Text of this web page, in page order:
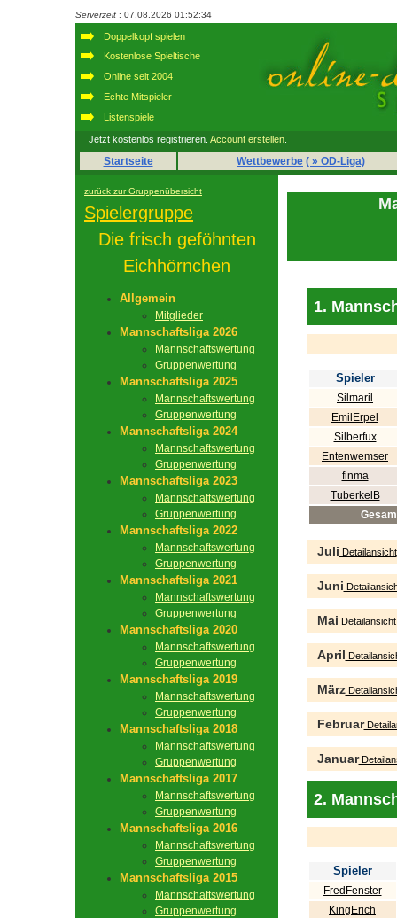
Serverzeit : 07.08.2026 01:52:34
Doppelkopf spielen
Kostenlose Spieltische
Online seit 2004
Echte Mitspieler
Listenspiele
Jetzt kostenlos registrieren. Account erstellen.
Startseite Wettbewerbe ( » OD-Liga)
zurück zur Gruppenübersicht
Spielergruppe
Die frisch geföhnten
Eichhörnchen
Allgemein
Mitglieder
Mannschaftsliga 2026
Mannschaftswertung
Gruppenwertung
Mannschaftsliga 2025
Mannschaftswertung
Gruppenwertung
Mannschaftsliga 2024
Mannschaftswertung
Gruppenwertung
Mannschaftsliga 2023
Mannschaftswertung
Gruppenwertung
Mannschaftsliga 2022
Mannschaftswertung
Gruppenwertung
Mannschaftsliga 2021
Mannschaftswertung
Gruppenwertung
Mannschaftsliga 2020
Mannschaftswertung
Gruppenwertung
Mannschaftsliga 2019
Mannschaftswertung
Gruppenwertung
Mannschaftsliga 2018
Mannschaftswertung
Gruppenwertung
Mannschaftsliga 2017
Mannschaftswertung
Gruppenwertung
Mannschaftsliga 2016
Mannschaftswertung
Gruppenwertung
Mannschaftsliga 2015
Mannschaftswertung
Gruppenwertung
1.
Spieler
Silmaril
EmilErpel
Silberfux
Entenwemser
finma
TuberkelB
Juli Detailansicht
Juni
Mai Detailansicht
April
März
Februar
Januar
2.
Spieler
FredFenster
KingErich